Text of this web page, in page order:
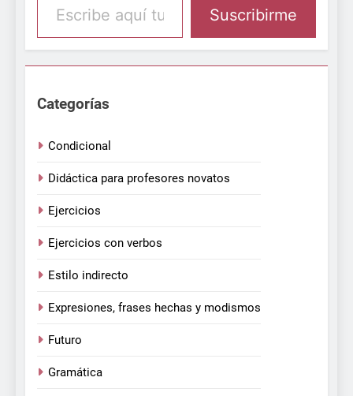
Suscribirme
Categorías
Condicional
Didáctica para profesores novatos
Ejercicios
Ejercicios con verbos
Estilo indirecto
Expresiones, frases hechas y modismos
Futuro
Gramática